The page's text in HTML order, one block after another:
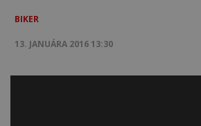
BIKER
13. JANUÁRA 2016 13:30